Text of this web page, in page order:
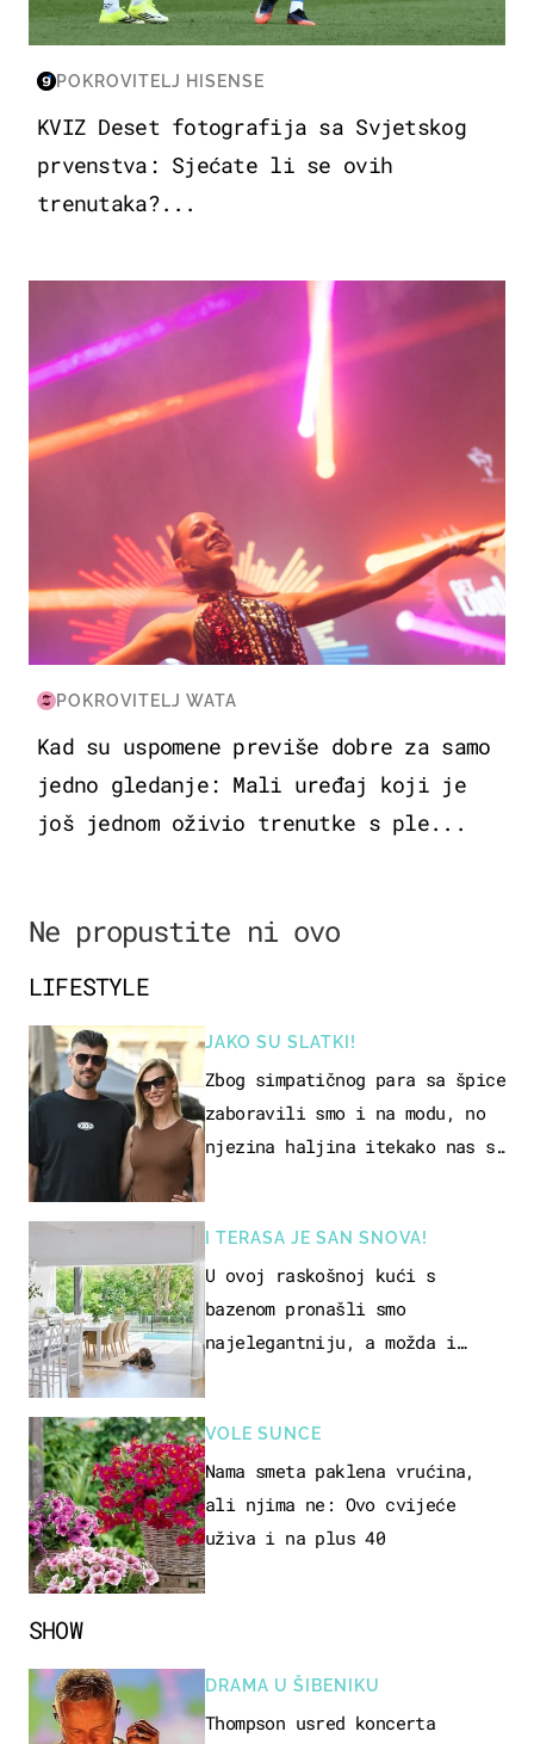
POKROVITELJ HISENSE
KVIZ Deset fotografija sa Svjetskog
prvenstva: Sjećate li se ovih
trenutaka?...
KULTURA & ZABAVA
POKROVITELJ WATA
Kad su uspomene previše dobre za samo
jedno gledanje: Mali uređaj koji je
još jednom oživio trenutke s ple...
Ne propustite ni ovo
SHOW
DRAMA U ŠIBENIKU
Thompson usred koncerta
LIFESTYLE
JAKO SU SLATKI!
Zbog simpatičnog para sa špice
zaboravili smo i na modu, no
njezina haljina itekako nas se
I TERASA JE SAN SNOVA!
U ovoj raskošnoj kući s
bazenom pronašli smo
najelegantniju, a možda i
VOLE SUNCE
Nama smeta paklena vrućina,
ali njima ne: Ovo cvijeće
uživa i na plus 40